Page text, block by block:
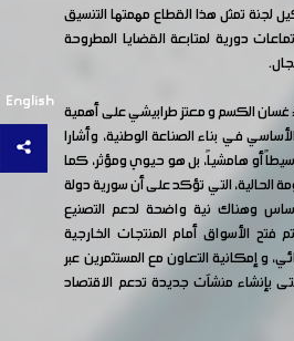
English
لجنة تمثل هذا القطاع مهمتها التنسيق
دورية لمتابعة القضايا المطروحة
الكسم و معتز طرابيشي على أهمية
في بناء الصناعة الوطنية، وأشارا
أو هامشياً، بل هو حيوي ومؤثر، كما
الحالية، التي تؤكد على أن سورية دولة
وهناك نية واضحة لدعم التصنيع
فتح الأسواق أمام المنتجات الخارجية
و إمكانية التعاون مع المستثمرين عبر
بإنشاء منشآت جديدة تدعم الاقتصاد